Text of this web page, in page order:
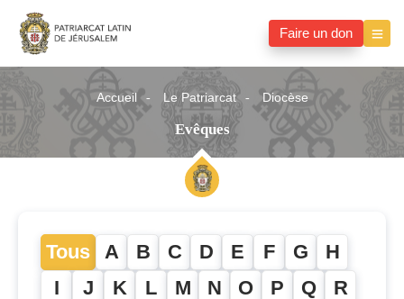
Faire un don
Accueil Le Patriarcat Diocèse
Evêques
Tous A B C D E F G H
I J K L M N O P Q R